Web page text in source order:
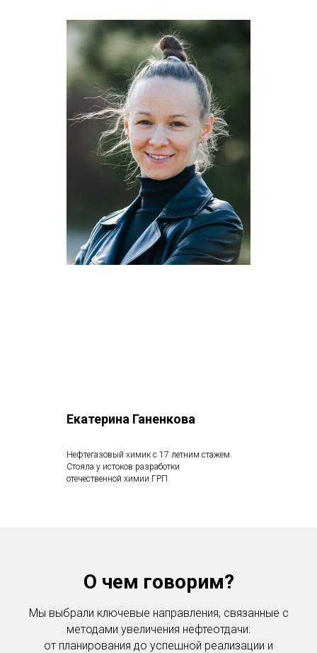
Екатерина Ганенкова
Нефтегазовый химик с 17 летним стажем.
Стояла у истоков разработки
отечественной химии ГРП
О чем говорим?
Мы выбрали ключевые направления, связанные с
методами увеличения нефтеотдачи:
от планирования до успешной реализации и